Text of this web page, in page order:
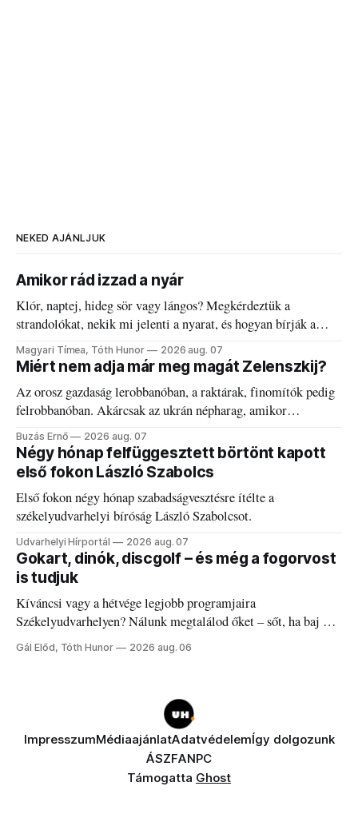
NEKED AJÁNLJUK
Amikor rád izzad a nyár
Klór, naptej, hideg sör vagy lángos? Megkérdeztük a
strandolókat, nekik mi jelenti a nyarat, és hogyan bírják a
kánikulát.
Magyari Tímea, Tóth Hunor 2026 aug. 07
Miért nem adja már meg magát Zelenszkij?
Az orosz gazdaság lerobbanóban, a raktárak, finomítók pedig
felrobbanóban. Akárcsak az ukrán népharag, amikor
elégedetlen vezetőivel.
Buzás Ernő 2026 aug. 07
Négy hónap felfüggesztett börtönt kapott
első fokon László Szabolcs
Első fokon négy hónap szabadságvesztésre ítélte a
székelyudvarhelyi bíróság László Szabolcsot.
Udvarhelyi Hírportál 2026 aug. 07
Gokart, dinók, discgolf – és még a fogorvost
is tudjuk
Kíváncsi vagy a hétvége legjobb programjaira
Székelyudvarhelyen? Nálunk megtalálod őket – sőt, ha baj van
a fogaddal, a fogorvosi ügyeletet is!
Gál Előd, Tóth Hunor 2026 aug. 06
ImpresszumMédiaajánlatAdatvédelemÍgy dolgozunk
ÁSZFANPC
Támogatta Ghost